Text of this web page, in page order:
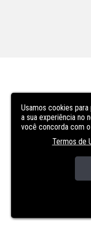
Usamos cookies
a sua experiência no
você concorda com
Termos de